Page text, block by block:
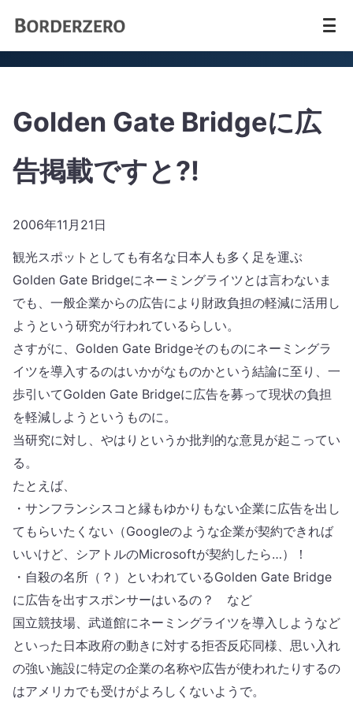
Golden Gate Bridgeに広
告掲載ですと?!
2006年11月21日
観光スポットとしても有名な日本人も多く足を運ぶ
Golden Gate Bridgeにネーミングライツとは言わないま
でも、一般企業からの広告により財政負担の軽減に活用し
ようという研究が行われているらしい。
さすがに、Golden Gate Bridgeそのものにネーミングラ
イツを導入するのはいかがなものかという結論に至り、一
歩引いてGolden Gate Bridgeに広告を募って現状の負担
を軽減しようというものに。
当研究に対し、やはりというか批判的な意見が起こってい
る。
たとえば、
・サンフランシスコと縁もゆかりもない企業に広告を出し
てもらいたくない（Googleのような企業が契約できれば
いいけど、シアトルのMicrosoftが契約したら…）！
・自殺の名所（？）といわれているGolden Gate Bridge
に広告を出すスポンサーはいるの？ など
国立競技場、武道館にネーミングライツを導入しようなど
といった日本政府の動きに対する拒否反応同様、思い入れ
の強い施設に特定の企業の名称や広告が使われたりするの
はアメリカでも受けがよろしくないようで。